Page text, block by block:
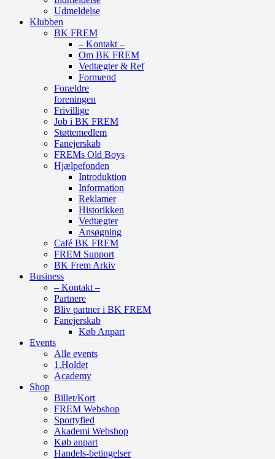
Udmeldelse
Klubben
BK FREM
– Kontakt –
Om BK FREM
Vedtægter & Ref
Formænd
Forældre
foreningen
Frivillige
Job i BK FREM
Støttemedlem
Fanejerskab
FREMs Old Boys
Hjælpefonden
Introduktion
Information
Reklamer
Historikken
Vedtægter
Ansøgning
Café BK FREM
FREM Support
BK Frem Arkiv
Business
– Kontakt –
Partnere
Bliv partner i BK FREM
Fanejerskab
Køb Anpart
Events
Alle events
1.Holdet
Academy
Shop
Billet/Kort
FREM Webshop
Sportyfied
Akademi Webshop
Køb anpart
Handels-betingelser